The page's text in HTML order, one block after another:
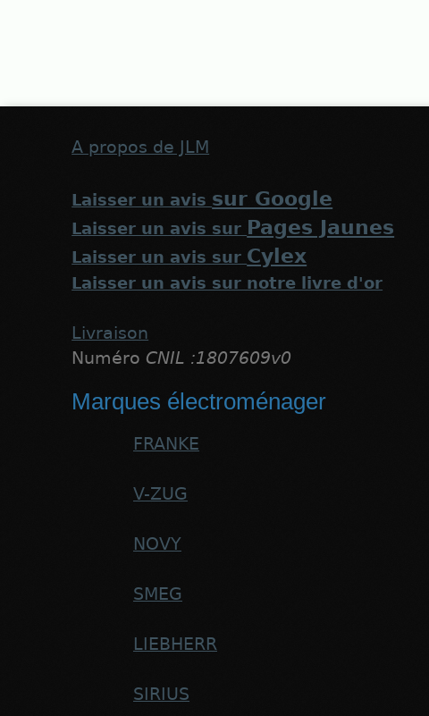
A propos de JLM
Laisser un avis sur Google
Laisser un avis sur Pages Jaunes
Laisser un avis sur Cylex
Laisser un avis sur notre livre d'or
Livraison
Numéro CNIL :1807609v0
Marques électroménager
FRANKE
V-ZUG
NOVY
SMEG
LIEBHERR
SIRIUS